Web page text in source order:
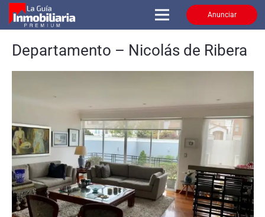
Anunciar
Departamento – Nicolás de Ribera